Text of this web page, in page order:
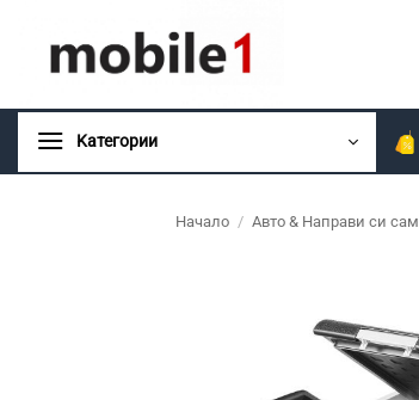
content
Kатегории
Начало / Авто & Направи си сам